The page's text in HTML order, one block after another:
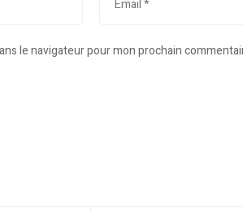
le navigateur pour mon prochain